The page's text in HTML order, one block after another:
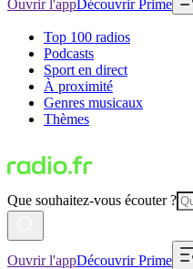
Ouvrir l'appDécouvrir Prime
Top 100 radios
Podcasts
Sport en direct
À proximité
Genres musicaux
Thèmes
Que souhaitez-vous écouter ?
Ouvrir l'appDécouvrir Prime